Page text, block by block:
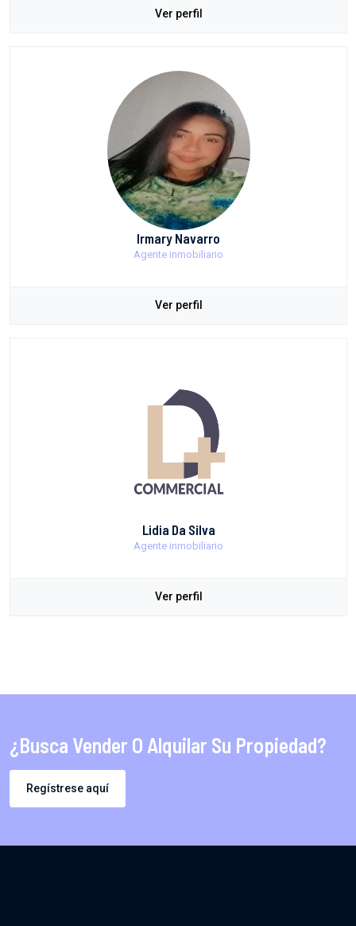
Ver perfil
Irmary Navarro
Agente inmobiliario
Ver perfil
Lidia Da Silva
Agente inmobiliario
Ver perfil
¿Busca Vender O Alquilar Su Propiedad?
Regístrese aquí